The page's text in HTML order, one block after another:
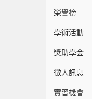
榮譽榜
學術活動
獎助學金
徵人訊息
實習機會